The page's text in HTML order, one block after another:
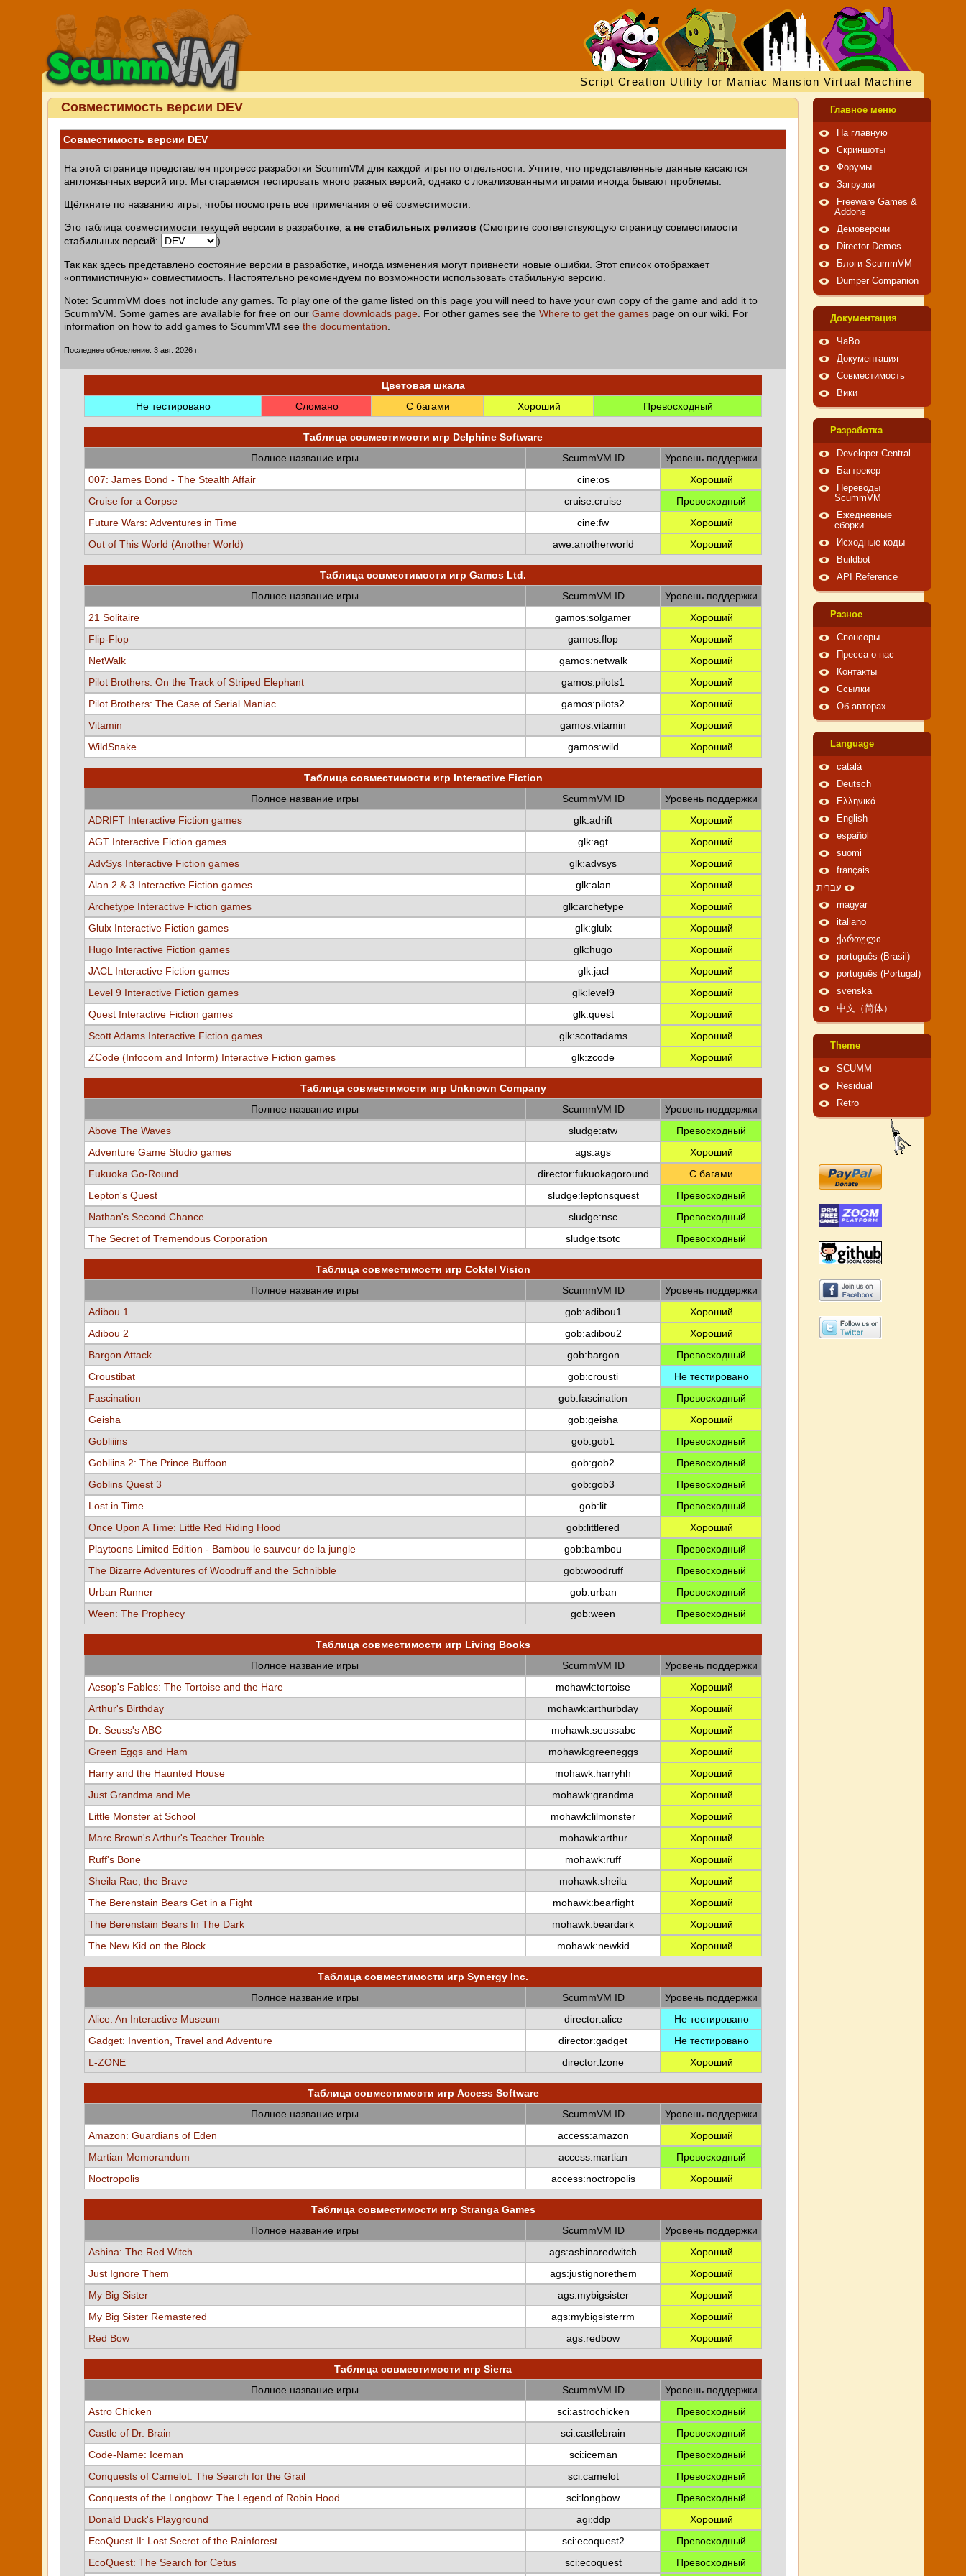
Script Creation Utility for Maniac Mansion Virtual Machine
Совместимость версии DEV
Совместимость версии DEV
На этой странице представлен прогресс разработки ScummVM для каждой игры по отдельности. Учтите, что представленные данные касаются
англоязычных версий игр. Мы стараемся тестировать много разных версий, однако с локализованными играми иногда бывают проблемы.
Щёлкните по названию игры, чтобы посмотреть все примечания о её совместимости.
Это таблица совместимости текущей версии в разработке, а не стабильных релизов (Смотрите соответствующую страницу совместимости
стабильных версий:
)
Так как здесь представлено состояние версии в разработке, иногда изменения могут привнести новые ошибки. Этот список отображает
«оптимистичную» совместимость. Настоятельно рекомендуем по возможности использовать стабильную версию.
Note: ScummVM does not include any games. To play one of the game listed on this page you will need to have your own copy of the game and add it to
ScummVM. Some games are available for free on our Game downloads page . For other games see the Where to get the games page on our wiki. For
information on how to add games to ScummVM see the documentation
Последнее обновление: 3 авг. 2026 г.
Цветовая шкала
Не тестировано
Сломано С багами Хороший Превосходный
Таблица совместимости игр Delphine Software
Полное название игры
ScummVM ID
Уровень поддержки
007: James Bond - The Stealth Affair
cine:os
Хороший
Cruise for a Corpse
cruise:cruise
Превосходный
Future Wars: Adventures in Time
cine:fw
Хороший
Out of This World (Another World)
awe:anotherworld Хороший
Таблица совместимости игр Gamos Ltd.
Полное название игры
ScummVM ID
Уровень поддержки
21 Solitaire
gamos:solgamer
Хороший
Flip-Flop
gamos:flop
Хороший
NetWalk
gamos:netwalk
Хороший
Pilot Brothers: On the Track of Striped Elephant
gamos:pilots1
Хороший
Pilot Brothers: The Case of Serial Maniac
gamos:pilots2
Хороший
Vitamin
gamos:vitamin
Хороший
WildSnake
gamos:wild Хороший
Таблица совместимости игр Interactive Fiction
Полное название игры
ScummVM ID
Уровень поддержки
ADRIFT Interactive Fiction games
glk:adrift
Хороший
AGT Interactive Fiction games
glk:agt
Хороший
AdvSys Interactive Fiction games
glk:advsys
Хороший
Alan 2 & 3 Interactive Fiction games
glk:alan
Хороший
Archetype Interactive Fiction games
glk:archetype
Хороший
Glulx Interactive Fiction games
glk:glulx
Хороший
Hugo Interactive Fiction games
glk:hugo
Хороший
JACL Interactive Fiction games
glk:jacl
Хороший
Level 9 Interactive Fiction games
glk:level9
Хороший
Quest Interactive Fiction games
glk:quest
Хороший
Scott Adams Interactive Fiction games
glk:scottadams
Хороший
ZCode (Infocom and Inform) Interactive Fiction games
glk:zcode Хороший
Таблица совместимости игр Unknown Company
Полное название игры
ScummVM ID
Уровень поддержки
Above The Waves
sludge:atw
Превосходный
Adventure Game Studio games
ags:ags
Хороший
Fukuoka Go-Round
director:fukuokagoround
С багами
Lepton's Quest
sludge:leptonsquest
Превосходный
Nathan's Second Chance
sludge:nsc
Превосходный
The Secret of Tremendous Corporation
sludge:tsotc Превосходный
Таблица совместимости игр Coktel Vision
Полное название игры
ScummVM ID
Уровень поддержки
Adibou 1
gob:adibou1
Хороший
Adibou 2
gob:adibou2
Хороший
Bargon Attack
gob:bargon
Превосходный
Croustibat
gob:crousti
Не тестировано
Fascination
gob:fascination
Превосходный
Geisha
gob:geisha
Хороший
Gobliiins
gob:gob1
Превосходный
Gobliins 2: The Prince Buffoon
gob:gob2
Превосходный
Goblins Quest 3
gob:gob3
Превосходный
Lost in Time
gob:lit
Превосходный
Once Upon A Time: Little Red Riding Hood
gob:littlered
Хороший
Playtoons Limited Edition - Bambou le sauveur de la jungle
gob:bambou
Превосходный
The Bizarre Adventures of Woodruff and the Schnibble
gob:woodruff
Превосходный
Urban Runner
gob:urban
Превосходный
Ween: The Prophecy
gob:ween Превосходный
Таблица совместимости игр Living Books
Полное название игры
ScummVM ID
Уровень поддержки
Aesop's Fables: The Tortoise and the Hare
mohawk:tortoise
Хороший
Arthur's Birthday
mohawk:arthurbday
Хороший
Dr. Seuss's ABC
mohawk:seussabc
Хороший
Green Eggs and Ham
mohawk:greeneggs
Хороший
Harry and the Haunted House
mohawk:harryhh
Хороший
Just Grandma and Me
mohawk:grandma
Хороший
Little Monster at School
mohawk:lilmonster
Хороший
Marc Brown's Arthur's Teacher Trouble
mohawk:arthur
Хороший
Ruff's Bone
mohawk:ruff
Хороший
Sheila Rae, the Brave
mohawk:sheila
Хороший
The Berenstain Bears Get in a Fight
mohawk:bearfight
Хороший
The Berenstain Bears In The Dark
mohawk:beardark
Хороший
The New Kid on the Block
mohawk:newkid Хороший
Таблица совместимости игр Synergy Inc.
Полное название игры
ScummVM ID
Уровень поддержки
Alice: An Interactive Museum
director:alice
Не тестировано
Gadget: Invention, Travel and Adventure
director:gadget
Не тестировано
L-ZONE
director:lzone Хороший
Таблица совместимости игр Access Software
Полное название игры
ScummVM ID
Уровень поддержки
Amazon: Guardians of Eden
access:amazon
Хороший
Martian Memorandum
access:martian
Превосходный
Noctropolis
access:noctropolis Хороший
Таблица совместимости игр Stranga Games
Полное название игры
ScummVM ID
Уровень поддержки
Ashina: The Red Witch
ags:ashinaredwitch
Хороший
Just Ignore Them
ags:justignorethem
Хороший
My Big Sister
ags:mybigsister
Хороший
My Big Sister Remastered
ags:mybigsisterrm
Хороший
Red Bow
ags:redbow Хороший
Таблица совместимости игр Sierra
Полное название игры
ScummVM ID
Уровень поддержки
Astro Chicken
sci:astrochicken
Превосходный
Castle of Dr. Brain
sci:castlebrain
Превосходный
Code-Name: Iceman
sci:iceman
Превосходный
Conquests of Camelot: The Search for the Grail
sci:camelot
Превосходный
Conquests of the Longbow: The Legend of Robin Hood
sci:longbow
Превосходный
Donald Duck's Playground
agi:ddp
Хороший
EcoQuest II: Lost Secret of the Rainforest
sci:ecoquest2
Превосходный
EcoQuest: The Search for Cetus
sci:ecoquest Превосходный
Главное меню
На главную
Скриншоты
Форумы
Загрузки
Freeware Games &
Addons
Демоверсии
Director Demos
Блоги ScummVM
Dumper Companion
Документация
ЧаВо
Документация
Совместимость
Вики
Pазработка
Developer Central
Багтрекер
Переводы
ScummVM
Ежедневные
сборки
Исходные коды
Buildbot
API Reference
Pазное
Спонсоры
Пресса о нас
Контакты
Ссылки
Об авторах
Language
català
Deutsch
Ελληνικά
English
español
suomi
français
עברית
magyar
italiano
ქართული
português (Brasil)
português (Portugal)
svenska
中文（简体）
Theme
SCUMM
Residual
Retro